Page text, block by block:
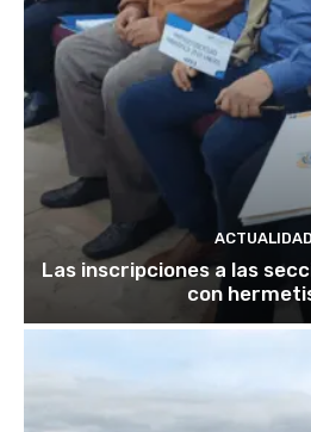
ACTUALIDAD
Las inscripciones a las
con